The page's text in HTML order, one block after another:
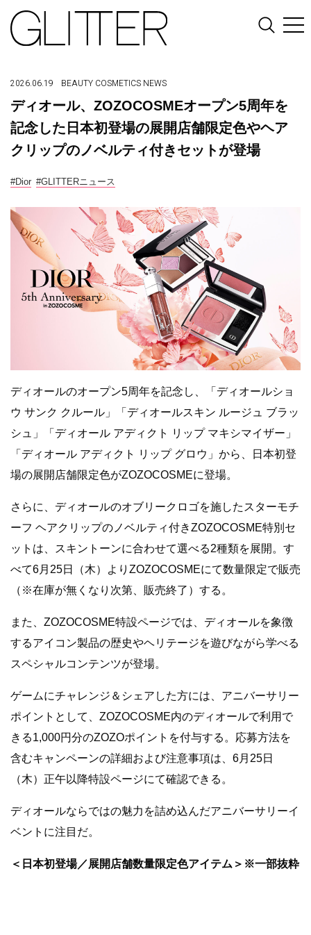
2026.06.19 BEAUTY COSMETICS NEWS
ディオール、ZOZOCOSMEオープン5周年を
記念した日本初登場の展開店舗限定色やヘア
クリップのノベルティ付きセットが登場
#Dior #GLITTERニュース
ディオールのオープン5周年を記念し、「ディオールショ
ウ サンク クルール」「ディオールスキン ルージュ ブラッ
シュ」「ディオール アディクト リップ マキシマイザー」
「ディオール アディクト リップ グロウ」から、日本初登
場の展開店舗限定色がZOZOCOSMEに登場。
さらに、ディオールのオブリークロゴを施したスターモチ
ーフ ヘアクリップのノベルティ付きZOZOCOSME特別セ
ットは、スキントーンに合わせて選べる2種類を展開。す
べて6月25日（木）よりZOZOCOSMEにて数量限定で販売
（※在庫が無くなり次第、販売終了）する。
また、ZOZOCOSME特設ページでは、ディオールを象徴
するアイコン製品の歴史やヘリテージを遊びながら学べる
スペシャルコンテンツが登場。
ゲームにチャレンジ＆シェアした方には、アニバーサリー
ポイントとして、ZOZOCOSME内のディオールで利用で
きる1,000円分のZOZOポイントを付与する。応募方法を
含むキャンペーンの詳細および注意事項は、6月25日
（木）正午以降特設ページにて確認できる。
ディオールならではの魅力を詰め込んだアニバーサリーイ
ベントに注目だ。
＜日本初登場／展開店舗数量限定色アイテム＞※一部抜粋